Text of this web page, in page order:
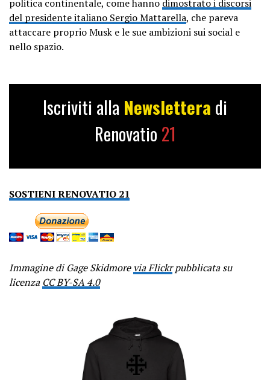
politica continentale, come hanno dimostrato i discorsi
del presidente italiano Sergio Mattarella, che pareva
attaccare proprio Musk e le sue ambizioni sui social e
nello spazio.
Iscriviti alla Newslettera di
Renovatio 21
SOSTIENI RENOVATIO 21
Immagine di Gage Skidmorevia Flickrpubblicata su
licenza CC BY-SA 4.0